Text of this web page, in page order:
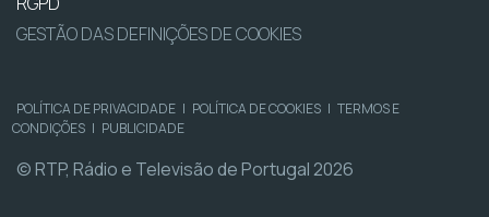
GESTÃO DAS DEFINIÇÕES DE COOKIES
POLÍTICA DE PRIVACIDADE | POLÍTICA DE COOKIES | TERMOS E
CONDIÇÕES | PUBLICIDADE
© RTP, Rádio e Televisão de Portugal 2026